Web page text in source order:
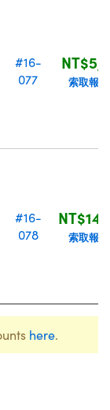
#16-
077
索取報
#16-
078
索取報
here.